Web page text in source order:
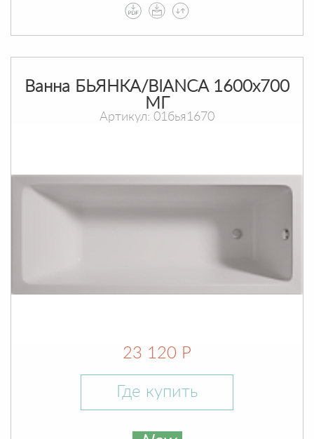
Ванна БЬЯНКА/BIANCA 1600х700
МГ
Артикул: 01бья1670
23 120 Р
Где купить